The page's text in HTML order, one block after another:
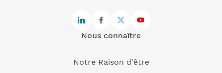
Nous connaître
Notre Raison d'être